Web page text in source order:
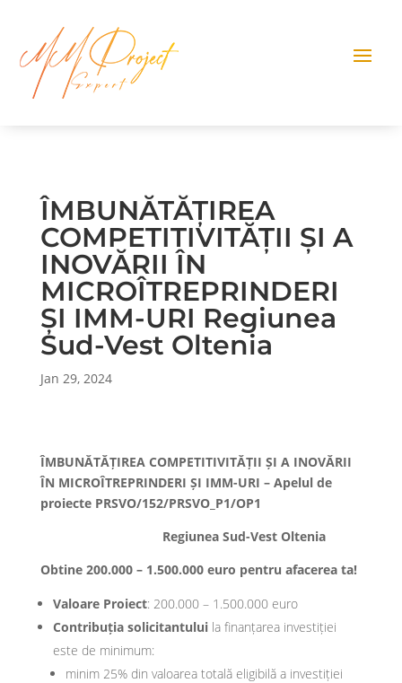
ÎMBUNĂTĂȚIREA
COMPETITIVITĂȚII ȘI A
INOVĂRII ÎN
MICROÎTREPRINDERI
ȘI IMM-URI Regiunea
Sud-Vest Oltenia
Jan 29, 2024
ÎMBUNĂTĂȚIREA COMPETITIVITĂȚII ȘI A INOVĂRII
ÎN MICROÎTREPRINDERI ȘI IMM-URI – Apelul de
proiecte PRSVO/152/PRSVO_P1/OP1
Regiunea Sud-Vest Oltenia
Obtine 200.000 – 1.500.000 euro pentru afacerea ta!
Valoare Proiect: 200.000 – 1.500.000 euro
Contribuția solicitantului la finanțarea investiției
este de minimum:
minim 25% din valoarea totală eligibilă a investiției